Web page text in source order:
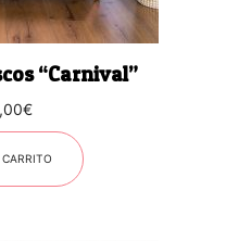
“Carnival”
€